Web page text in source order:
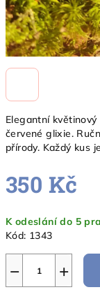
Elegantní
červené glixie.
přírody. Každý kus
350 Kč
cena:
K odeslání do 5
Kód: 1343
+
−